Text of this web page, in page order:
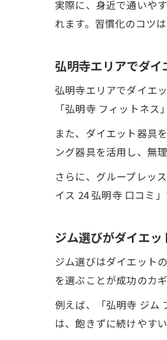
実際に、身近で通いや
れます。習慣化のコツ
弘明寺エリアでダ
弘明寺エリアでダイエ
「弘明寺 フィットネ
また、ダイエット器具
ング器具を活用し、無
さらに、グループレッ
イス 24 弘明寺 口コミ
ジム選びがダイエ
ジム選びはダイエット
を選ぶことが成功のカギ
例えば、「弘明寺 ジム
は、飽きずに続けやす